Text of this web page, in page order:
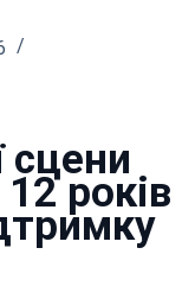
сцени
років